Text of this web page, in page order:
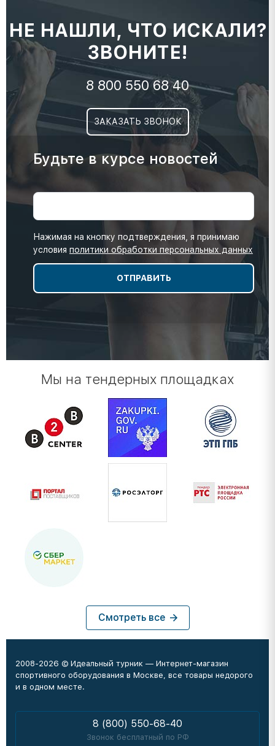
НЕ НАШЛИ, ЧТО ИСКАЛИ?
ЗВОНИТЕ!
8 800 550 68 40
ЗАКАЗАТЬ ЗВОНОК
Будьте в курсе новостей
Нажимая на кнопку подтверждения, я принимаю
условия политики обработки персональных данных
Мы на тендерных площадках
Смотреть все
2008-2026 © Идеальный турник — Интернет-магазин
спортивного оборудования в Москве, все товары недорого
и в одном месте.
8 (800) 550-68-40
Звонок бесплатный по РФ